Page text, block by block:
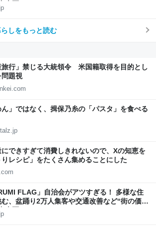
央区
しをもっと読む
旅行」禁じる大統領令 米国籍取得を目的とし
問題視
」ではなく、揖保乃糸の「パスタ」を食べる
できすぎて消費しきれないので、Xの知恵を
レシピ」をたくさん集めることにした
FLAG」自治会がアツすぎる！ 多様な住
、盆踊り2万人集客や交通改善など“街の価値
央区